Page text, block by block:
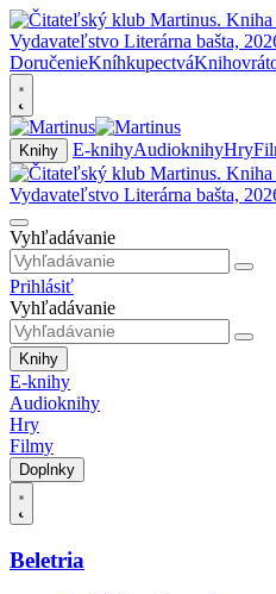
DoručenieKníhkupectvá
Knihy E-knihyAudioknihyHry
Vyhľadávanie
Prihlásiť
Vyhľadávanie
Knihy
E-knihy
Audioknihy
Hry
Filmy
Doplnky
Beletria